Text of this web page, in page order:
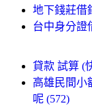
地下錢莊借
台中身分證
貸款 試算 (
高雄民間小
呢 (572)